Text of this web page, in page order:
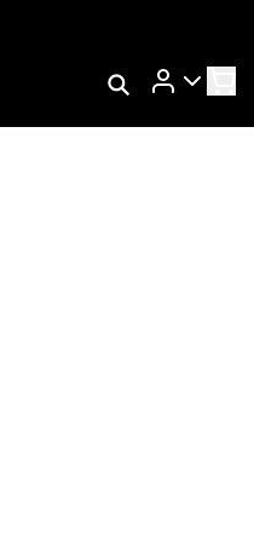
Rastrear Meu